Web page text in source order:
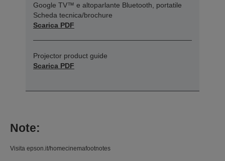
Google TV™ e altoparlante Bluetooth, portatile
Scheda tecnica/brochure
Scarica PDF
Projector product guide
Scarica PDF
Note:
Visita epson.it/homecinemafootnotes